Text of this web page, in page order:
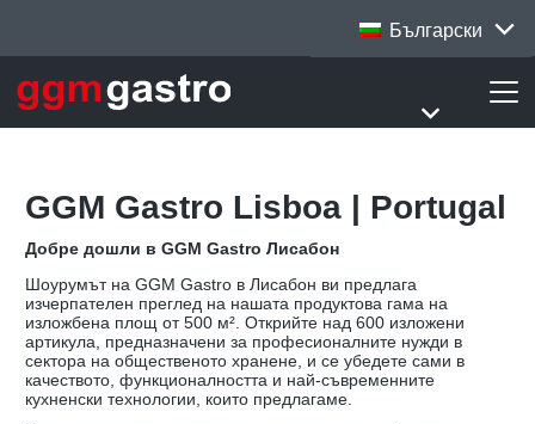
Български
GGM Gastro Lisboa | Portugal
Добре дошли в GGM Gastro Лисабон
Шоурумът на GGM Gastro в Лисабон ви предлага
изчерпателен преглед на нашата продуктова гама на
изложбена площ от 500 м². Открийте над 600 изложени
артикула, предназначени за професионалните нужди в
сектора на общественото хранене, и се убедете сами в
качеството, функционалността и най-съвременните
кухненски технологии, които предлагаме.